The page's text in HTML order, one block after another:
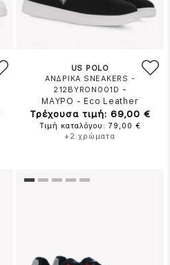
US POLO
ΑΝΔΡΙΚΑ SNEAKERS -
212BYRON001D -
ΜΑΥΡΟ - Eco Leather
Τρέχουσα τιμή: 69,00 €
Τιμή καταλόγου: 79,00 €
+2 χρώματα